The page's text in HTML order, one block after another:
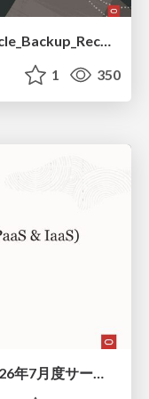
OracleTechnologyNight101_Oracle_Backup_Recovery_Strategy_from_REDO_UNDO
1 350